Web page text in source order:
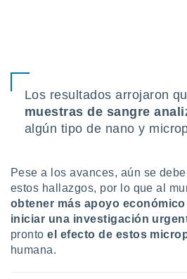
publicidad
1199
Los resultados arrojaron
muestras de sangre
algún tipo de nano y
Pese a los avances, aún se
estos hallazgos, por lo que al
obtener más apoyo
iniciar una investigación
prontoel efecto de estos
humana.